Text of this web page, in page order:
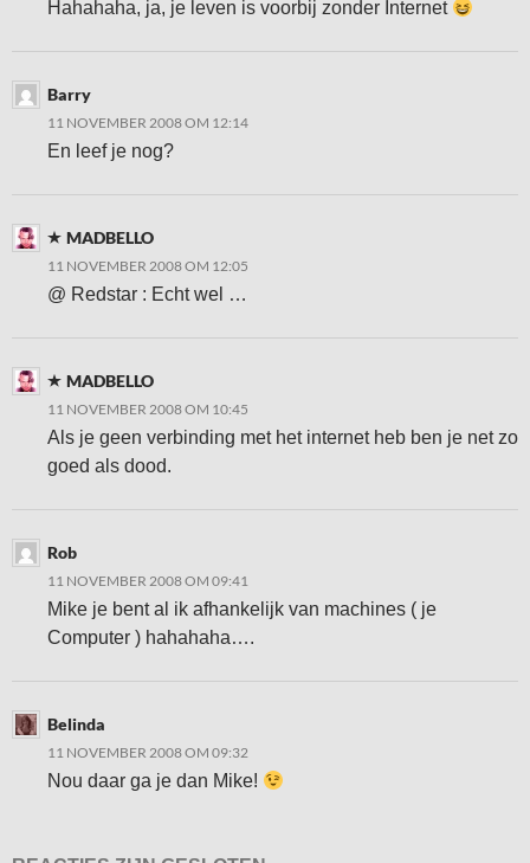
Hahahaha, ja, je leven is voorbij zonder Internet
Barry
11 NOVEMBER 2008 OM 12:14
En leef je nog?
MADBELLO
11 NOVEMBER 2008 OM 12:05
@ Redstar : Echt wel …
MADBELLO
11 NOVEMBER 2008 OM 10:45
Als je geen verbinding met het internet heb ben je net zo
goed als dood.
Rob
11 NOVEMBER 2008 OM 09:41
Mike je bent al ik afhankelijk van machines ( je
Computer ) hahahaha….
Belinda
11 NOVEMBER 2008 OM 09:32
Nou daar ga je dan Mike!